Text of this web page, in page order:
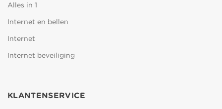
Alles in 1
Internet en bellen
Internet
Internet beveiliging
KLANTENSERVICE